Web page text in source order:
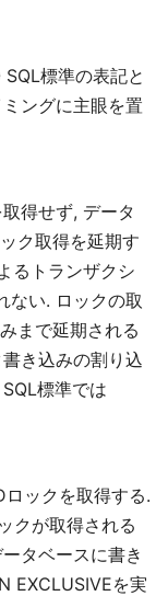
標準の表記と
ングに主眼を置
得せず, データ
ク取得を延期す
るトランザクシ
ない. ロックの取
まで延期される
き込みの割り込
標準では
ロックを取得する.
クが取得される
タベースに書き
EXCLUSIVEを実